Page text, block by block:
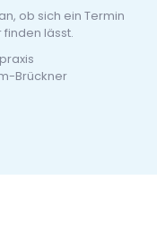
ob sich ein Termin
lässt.
Brückner